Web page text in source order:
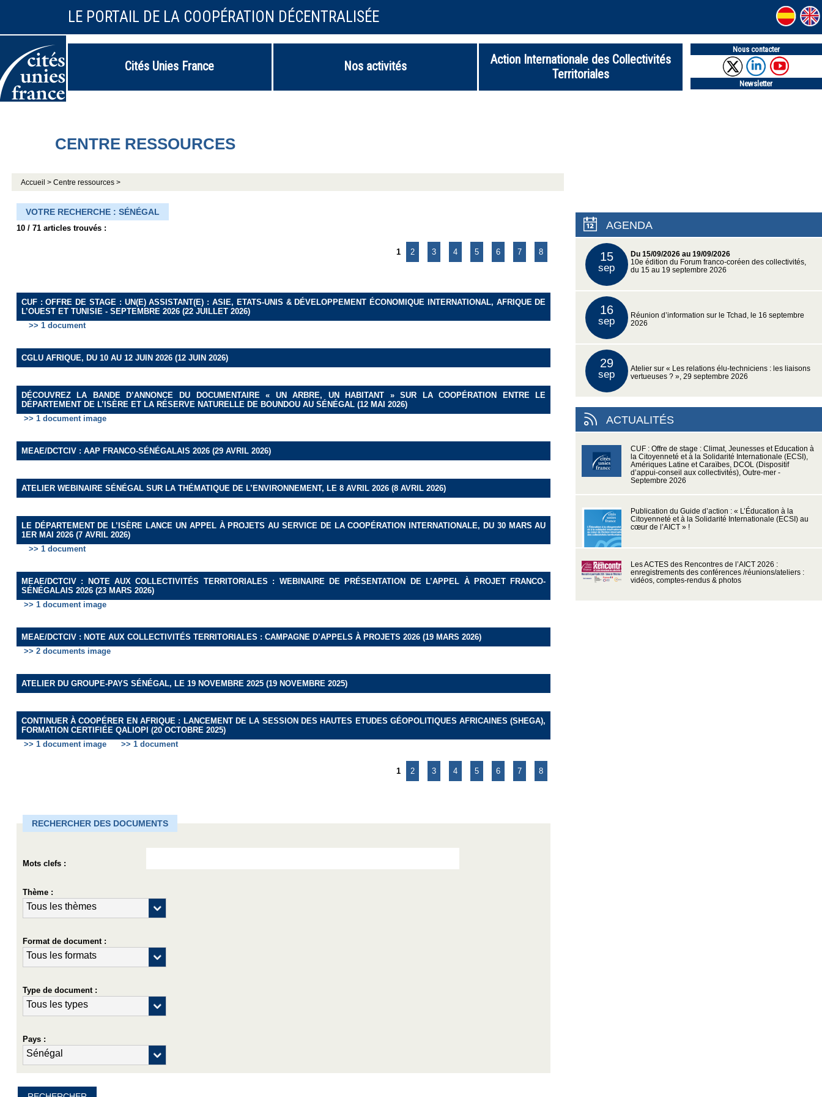
LE PORTAIL DE LA COOPÉRATION DÉCENTRALISÉE
Cités Unies France Nos activités
Action Internationale des Collectivités
Territoriales
Nous contacter
Newsletter
CENTRE RESSOURCES
Accueil > Centre ressources >
VOTRE RECHERCHE : SÉNÉGAL
10 / 71 articles trouvés :
1 2 3 4 5 6 7 8
CUF : OFFRE DE STAGE : UN(E) ASSISTANT(E) : ASIE, ETATS-UNIS & DÉVELOPPEMENT ÉCONOMIQUE INTERNATIONAL, AFRIQUE DE
L’OUEST ET TUNISIE - SEPTEMBRE 2026 (22 JUILLET 2026)
>> 1 document
CGLU AFRIQUE, DU 10 AU 12 JUIN 2026 (12 JUIN 2026)
DÉCOUVREZ LA BANDE D’ANNONCE DU DOCUMENTAIRE « UN ARBRE, UN HABITANT » SUR LA COOPÉRATION ENTRE LE
DÉPARTEMENT DE L’ISÈRE ET LA RÉSERVE NATURELLE DE BOUNDOU AU SÉNÉGAL (12 MAI 2026)
>> 1 document image
MEAE/DCTCIV : AAP FRANCO-SÉNÉGALAIS 2026 (29 AVRIL 2026)
ATELIER WEBINAIRE SÉNÉGAL SUR LA THÉMATIQUE DE L’ENVIRONNEMENT, LE 8 AVRIL 2026 (8 AVRIL 2026)
LE DÉPARTEMENT DE L’ISÈRE LANCE UN APPEL À PROJETS AU SERVICE DE LA COOPÉRATION INTERNATIONALE, DU 30 MARS AU
1ER MAI 2026 (7 AVRIL 2026)
>> 1 document
MEAE/DCTCIV : NOTE AUX COLLECTIVITÉS TERRITORIALES : WEBINAIRE DE PRÉSENTATION DE L’APPEL À PROJET FRANCO-
SÉNÉGALAIS 2026 (23 MARS 2026)
>> 1 document image
MEAE/DCTCIV : NOTE AUX COLLECTIVITÉS TERRITORIALES : CAMPAGNE D’APPELS À PROJETS 2026 (19 MARS 2026)
>> 2 documents image
ATELIER DU GROUPE-PAYS SÉNÉGAL, LE 19 NOVEMBRE 2025 (19 NOVEMBRE 2025)
CONTINUER À COOPÉRER EN AFRIQUE : LANCEMENT DE LA SESSION DES HAUTES ETUDES GÉOPOLITIQUES AFRICAINES (SHEGA),
FORMATION CERTIFIÉE QALIOPI (20 OCTOBRE 2025)
>> 1 document image
>> 1 document
1 2 3 4 5 6 7 8
RECHERCHER DES DOCUMENTS
Mots clefs :
Thème :
Format de document :
Type de document :
Pays :
AGENDA
15
sep
Du 15/09/2026 au 19/09/2026
10e édition du Forum franco-coréen des collectivités,
du 15 au 19 septembre 2026
16
sep
Réunion d’information sur le Tchad, le 16 septembre
2026
29
sep
Atelier sur « Les relations élu-techniciens : les liaisons
vertueuses ? », 29 septembre 2026
ACTUALITÉS
CUF : Offre de stage : Climat, Jeunesses et Education à
la Citoyenneté et à la Solidarité Internationale (ECSI),
Amériques Latine et Caraïbes, DCOL (Dispositif
d’appui-conseil aux collectivités), Outre-mer -
Septembre 2026
Publication du Guide d’action : « L’Éducation à la
Citoyenneté et à la Solidarité Internationale (ECSI) au
cœur de l’AICT » !
Les ACTES des Rencontres de l’AICT 2026 :
enregistrements des conférences /réunions/ateliers :
vidéos, comptes-rendus & photos